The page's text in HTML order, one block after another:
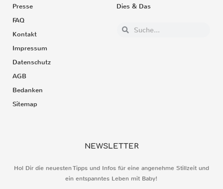
Presse
FAQ
Kontakt
Impressum
Datenschutz
AGB
Bedanken
Sitemap
Dies & Das
NEWSLETTER
Hol Dir die neuesten Tipps und Infos für eine angenehme Stillzeit und
ein entspanntes Leben mit Baby!